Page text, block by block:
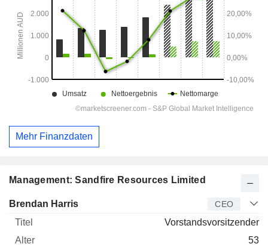
Management: Sandfire Resources Limited
Manager Titel Alter
Brendan Harris CEO
Vorstandsvorsitzender
53
Mehr Finanzdaten